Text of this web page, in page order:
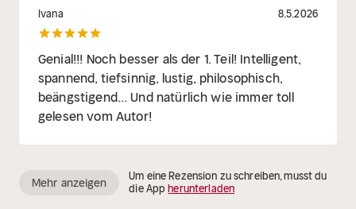
Ivana 8.5.2026
Genial!!! Noch besser als der 1. Teil! Intelligent,
spannend, tiefsinnig, lustig, philosophisch,
beängstigend… Und natürlich wie immer toll
gelesen vom Autor!
Mehr anzeigen
Um eine Rezension zu schreiben, musst du
die Appherunterladen